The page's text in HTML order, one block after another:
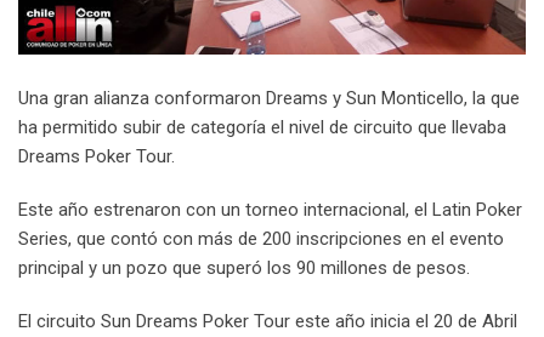
Una gran alianza conformaron Dreams y Sun Monticello, la que
ha permitido subir de categoría el nivel de circuito que llevaba
Dreams Poker Tour.
Este año estrenaron con un torneo internacional, el Latin Poker
Series, que contó con más de 200 inscripciones en el evento
principal y un pozo que superó los 90 millones de pesos.
El circuito Sun Dreams Poker Tour este año inicia el 20 de Abril